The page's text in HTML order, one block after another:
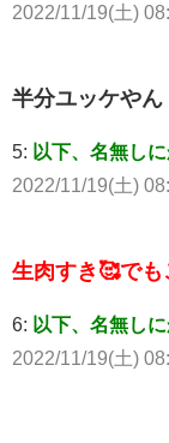
2022/11/19(土)
半分ユッケやん
5: 以下、名無し
2022/11/19(土)
生肉すき🥰で
6: 以下、名無し
2022/11/19(土)